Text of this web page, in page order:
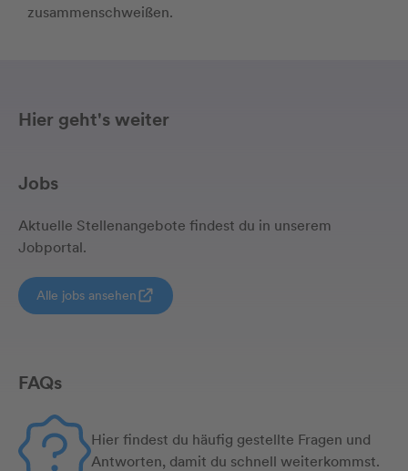
zusammenschweißen.
Hier geht's weiter
Jobs
Aktuelle Stellenangebote findest du in unserem
Jobportal.
Alle jobs ansehen
FAQs
Hier findest du häufig gestellte Fragen und
Antworten, damit du schnell weiterkommst.